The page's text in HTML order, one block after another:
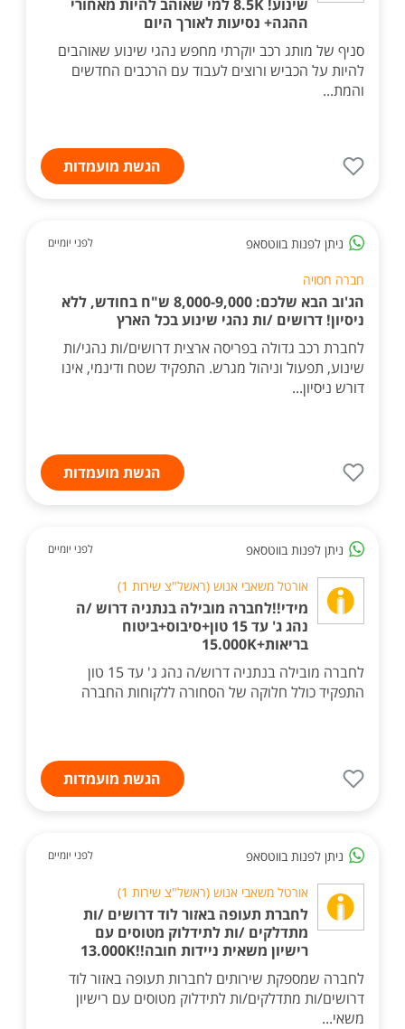
שינוע! 8.5K למי שאוהב להיות מאחורי
ההגה+ נסיעות לאורך היום
סניף של מותג רכב יוקרתי מחפש נהגי שינוע שאוהבים
להיות על הכביש ורוצים לעבוד עם הרכבים החדשים
והמת...
הגשת מועמדות
ניתן לפנות בווטסאפ לפני יומיים
חברה חסויה
הג'וב הבא שלכם: 8,000-9,000 ש"ח בחודש, ללא
ניסיון! דרושים /ות נהגי שינוע בכל הארץ
לחברת רכב גדולה בפריסה ארצית דרושים/ות נהגי/ות
שינוע, תפעול וניהול מגרש. התפקיד שטח ודינמי, אינו
דורש ניסיון...
הגשת מועמדות
ניתן לפנות בווטסאפ לפני יומיים
אורטל משאבי אנוש (ראשל"צ שירות 1)
מידי!!לחברה מובילה בנתניה דרוש /ה
נהג ג' עד 15 טון+סיבוס+ביטוח
בריאות+15.000K
לחברה מובילה בנתניה דרוש/ה נהג ג' עד 15 טון
התפקיד כולל חלוקה של הסחורה ללקוחות החברה
הגשת מועמדות
ניתן לפנות בווטסאפ לפני יומיים
אורטל משאבי אנוש (ראשל"צ שירות 1)
לחברת תעופה באזור לוד דרושים /ות
מתדלקים /ות לתידלוק מטוסים עם
רישיון משאית ניידות חובה!!13.000K
לחברה שמספקת שירותים לחברות תעופה באזור לוד
דרושים/ות מתדלקים/ות לתידלוק מטוסים עם רישיון
משאי...